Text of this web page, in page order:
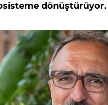
dönüştürüyor.